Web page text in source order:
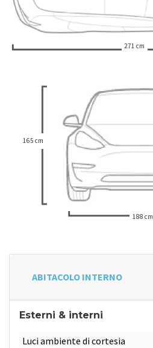
271 cm
165 cm
188 cm
ABITACOLO INTERNO
Esterni & interni
Luci ambiente di cortesia